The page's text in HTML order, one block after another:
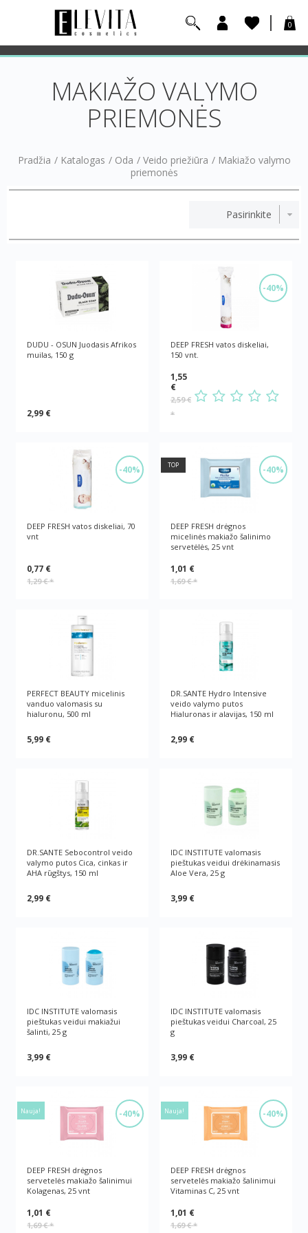
0
MAKIAŽO VALYMO
PRIEMONĖS
Pradžia / Katalogas / Oda / Veido priežiūra / Makiažo valymo
priemonės
DUDU - OSUN Juodasis Afrikos
muilas, 150 g
2,99 €
-40%
DEEP FRESH vatos diskeliai,
150 vnt.
1,55
€
2,59 €
*
-40%
DEEP FRESH vatos diskeliai, 70
vnt
0,77 €
1,29 €*
-40%
TOP
DEEP FRESH drėgnos
micelinės makiažo šalinimo
servetėlės, 25 vnt
1,01 €
1,69 €*
PERFECT BEAUTY micelinis
vanduo valomasis su
hialuronu, 500 ml
5,99 €
DR.SANTE Hydro Intensive
veido valymo putos
Hialuronas ir alavijas, 150 ml
2,99 €
DR.SANTE Sebocontrol veido
valymo putos Cica, cinkas ir
AHA rūgštys, 150 ml
2,99 €
IDC INSTITUTE valomasis
pieštukas veidui drėkinamasis
Aloe Vera, 25 g
3,99 €
IDC INSTITUTE valomasis
pieštukas veidui makiažui
šalinti, 25 g
3,99 €
IDC INSTITUTE valomasis
pieštukas veidui Charcoal, 25
g
3,99 €
-40%
Nauja!
DEEP FRESH drėgnos
servetelės makiažo šalinimui
Kolagenas, 25 vnt
1,01 €
1,69 €*
-40%
Nauja!
DEEP FRESH drėgnos
servetelės makiažo šalinimui
Vitaminas C, 25 vnt
1,01 €
1,69 €*